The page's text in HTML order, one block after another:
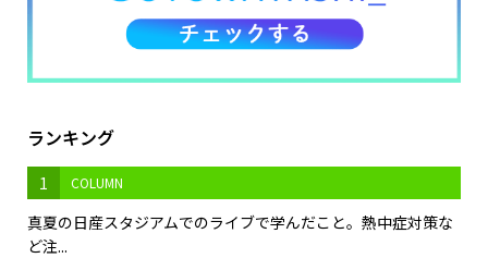
ランキング
1 COLUMN
真夏の日産スタジアムでのライブで学んだこと。熱中症対策な
ど注...